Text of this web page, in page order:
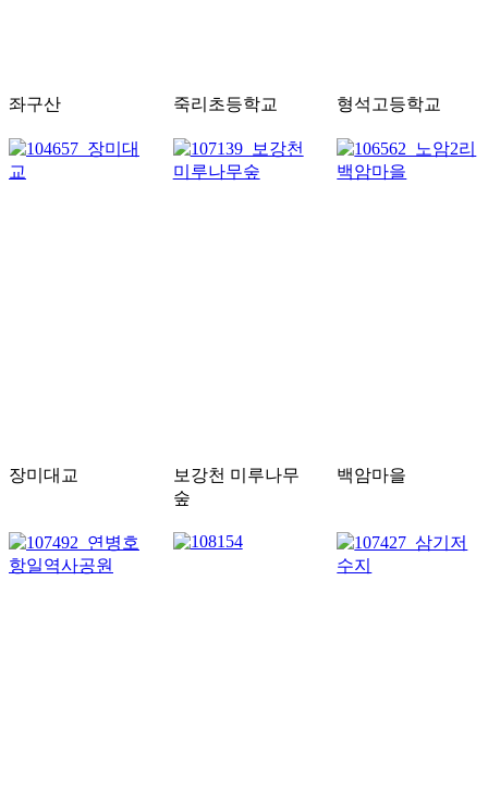
좌구산 죽리초등학교 형석고등학교
장미대교
보강천 미루나무
숲
백암마을